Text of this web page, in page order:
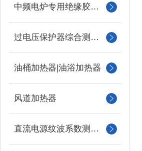
中频电炉专用绝缘胶木柱
过电压保护器综合测试仪
油桶加热器|油浴加热器
风道加热器
直流电源纹波系数测试仪